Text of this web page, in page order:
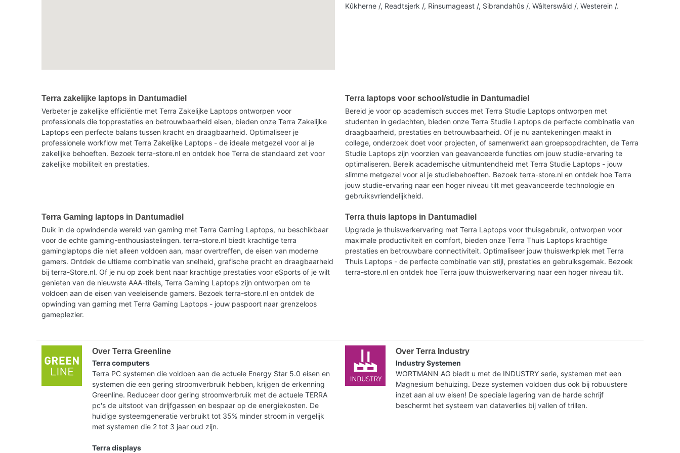
Kûkherne /, Readtsjerk /, Rinsumageast /, Sibrandahûs /, Wâlterswâld /, Westerein /.
Terra zakelijke laptops in Dantumadiel
Verbeter je zakelijke efficiëntie met Terra Zakelijke Laptops ontworpen voor
professionals die topprestaties en betrouwbaarheid eisen, bieden onze Terra Zakelijke
Laptops een perfecte balans tussen kracht en draagbaarheid. Optimaliseer je
professionele workflow met Terra Zakelijke Laptops - de ideale metgezel voor al je
zakelijke behoeften. Bezoek terra-store.nl en ontdek hoe Terra de standaard zet voor
zakelijke mobiliteit en prestaties.
Terra laptops voor school/studie in Dantumadiel
Bereid je voor op academisch succes met Terra Studie Laptops ontworpen met
studenten in gedachten, bieden onze Terra Studie Laptops de perfecte combinatie van
draagbaarheid, prestaties en betrouwbaarheid. Of je nu aantekeningen maakt in
college, onderzoek doet voor projecten, of samenwerkt aan groepsopdrachten, de Terra
Studie Laptops zijn voorzien van geavanceerde functies om jouw studie-ervaring te
optimaliseren. Bereik academische uitmuntendheid met Terra Studie Laptops - jouw
slimme metgezel voor al je studiebehoeften. Bezoek terra-store.nl en ontdek hoe Terra
jouw studie-ervaring naar een hoger niveau tilt met geavanceerde technologie en
gebruiksvriendelijkheid.
Terra Gaming laptops in Dantumadiel
Duik in de opwindende wereld van gaming met Terra Gaming Laptops, nu beschikbaar
voor de echte gaming-enthousiastelingen. terra-store.nl biedt krachtige terra
gaminglaptops die niet alleen voldoen aan, maar overtreffen, de eisen van moderne
gamers. Ontdek de ultieme combinatie van snelheid, grafische pracht en draagbaarheid
bij terra-Store.nl. Of je nu op zoek bent naar krachtige prestaties voor eSports of je wilt
genieten van de nieuwste AAA-titels, Terra Gaming Laptops zijn ontworpen om te
voldoen aan de eisen van veeleisende gamers. Bezoek terra-store.nl en ontdek de
opwinding van gaming met Terra Gaming Laptops - jouw paspoort naar grenzeloos
gameplezier.
Terra thuis laptops in Dantumadiel
Upgrade je thuiswerkervaring met Terra Laptops voor thuisgebruik, ontworpen voor
maximale productiviteit en comfort, bieden onze Terra Thuis Laptops krachtige
prestaties en betrouwbare connectiviteit. Optimaliseer jouw thuiswerkplek met Terra
Thuis Laptops - de perfecte combinatie van stijl, prestaties en gebruiksgemak. Bezoek
terra-store.nl en ontdek hoe Terra jouw thuiswerkervaring naar een hoger niveau tilt.
Over Terra Greenline
Terra computers
Terra PC systemen die voldoen aan de actuele Energy Star 5.0 eisen en
systemen die een gering stroomverbruik hebben, krijgen de erkenning
Greenline. Reduceer door gering stroomverbruik met de actuele TERRA
pc's de uitstoot van drijfgassen en bespaar op de energiekosten. De
huidige systeemgeneratie verbruikt tot 35% minder stroom in vergelijk
met systemen die 2 tot 3 jaar oud zijn.
Terra displays
Over Terra Industry
Industry Systemen
WORTMANN AG biedt u met de INDUSTRY serie, systemen met een
Magnesium behuizing. Deze systemen voldoen dus ook bij robuustere
inzet aan al uw eisen! De speciale lagering van de harde schrijf
beschermt het systeem van dataverlies bij vallen of trillen.